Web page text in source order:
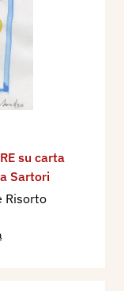
su carta
Sartori
Risorto